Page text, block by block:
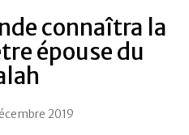
connaîtra la
épouse du
2019